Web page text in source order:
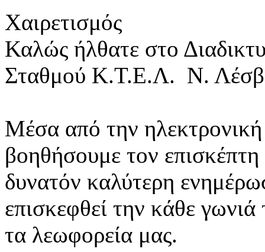
Χαιρετισμός
Καλώς ήλθατε στο
Σταθμού Κ.Τ.Ε.Λ. Ν.
Μέσα από την ηλεκτρονική
βοηθήσουμε τον
δυνατόν καλύτερη
επισκεφθεί την κάθε
τα λεωφορεία μας.